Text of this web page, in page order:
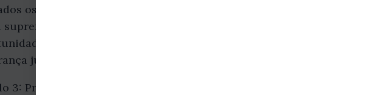
os princípios basilares que orientam a construção e
supremacia da Constituição, a separação dos poderes, a legalidade,
de compreender como esses fundamentos são essenciais
jurídica de um Estado.
3: Princípios Básicos do Direito Constitucional